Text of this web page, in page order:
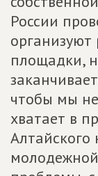
России
площадки,
чтобы мы
хватает в
Алтайского